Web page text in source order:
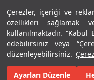
Çerezler, içeriği ve
özellikleri sağlamak
kullanılmaktadır.
edebilirsiniz veya
düzenleyebilirsiniz.
Ayarları Düzenle
Menü
Ana Sayfa Karolar
Tüm Görseller(4)